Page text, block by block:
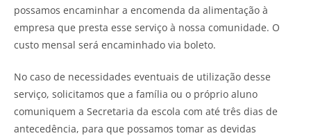
possamos encaminhar a encomenda da alimentação à
empresa que presta esse serviço à nossa comunidade. O
custo mensal será encaminhado via boleto.
No caso de necessidades eventuais de utilização desse
serviço, solicitamos que a família ou o próprio aluno
comuniquem a Secretaria da escola com até três dias de
antecedência, para que possamos tomar as devidas